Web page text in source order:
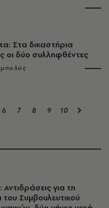
Στα δικαστήρια
οι δύο συλληφθέντες
6 7 8 9 10
για τη
Συμβουλευτικού